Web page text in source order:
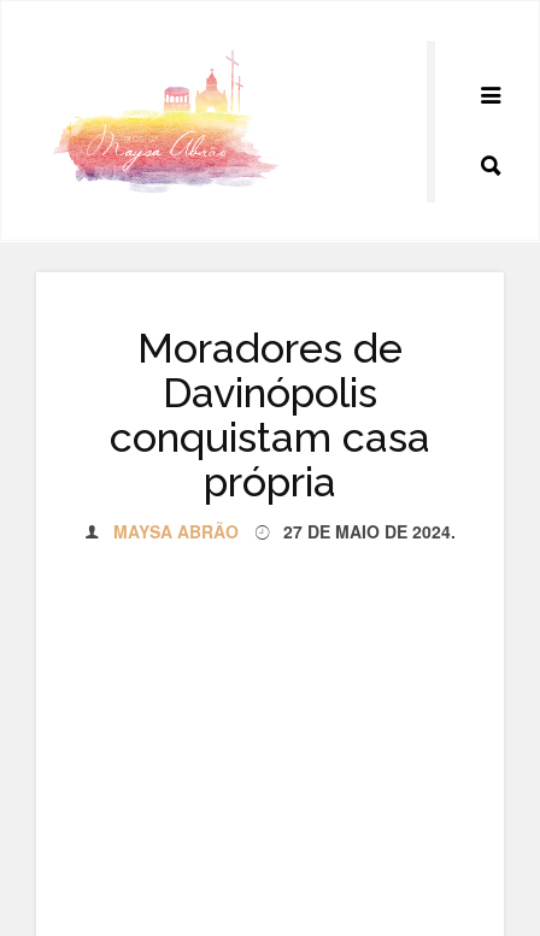
Moradores de
Davinópolis
conquistam casa
própria
MAYSA ABRÃO 27 DE MAIO DE 2024.